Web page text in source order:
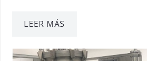
LEER MÁS